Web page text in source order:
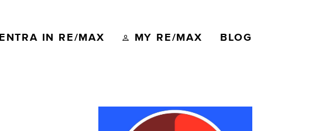
ENTRA IN RE/MAX MY RE/MAX BLOG